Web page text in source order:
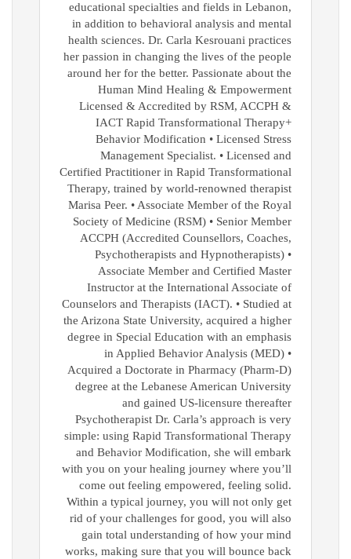
educational specialties and fields in Lebanon,
in addition to behavioral analysis and mental
health sciences. Dr. Carla Kesrouani practices
her passion in changing the lives of the people
around her for the better. Passionate about the
Human Mind Healing & Empowerment
Licensed & Accredited by RSM, ACCPH &
IACT Rapid Transformational Therapy+
Behavior Modification • Licensed Stress
Management Specialist. • Licensed and
Certified Practitioner in Rapid Transformational
Therapy, trained by world-renowned therapist
Marisa Peer. • Associate Member of the Royal
Society of Medicine (RSM) • Senior Member
ACCPH (Accredited Counsellors, Coaches,
Psychotherapists and Hypnotherapists) •
Associate Member and Certified Master
Instructor at the International Associate of
Counselors and Therapists (IACT). • Studied at
the Arizona State University, acquired a higher
degree in Special Education with an emphasis
in Applied Behavior Analysis (MED) •
Acquired a Doctorate in Pharmacy (Pharm-D)
degree at the Lebanese American University
and gained US-licensure thereafter
Psychotherapist Dr. Carla’s approach is very
simple: using Rapid Transformational Therapy
and Behavior Modification, she will embark
with you on your healing journey where you’ll
come out feeling empowered, feeling solid.
Within a typical journey, you will not only get
rid of your challenges for good, you will also
gain total understanding of how your mind
works, making sure that you will bounce back